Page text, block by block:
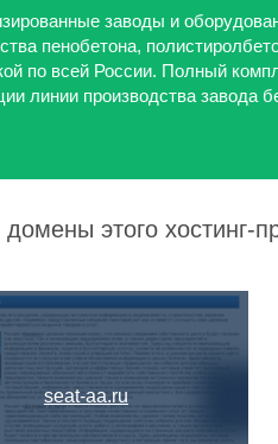
заводы и
пенобетона,
по всей России. Полный
линии производства завода
домены этого хостинг-
seat-aa.ru